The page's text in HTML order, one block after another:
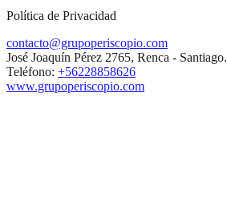
Política de Privacidad
contacto@grupoperiscopio.com
José Joaquín Pérez 2765, Renca - Santiago.
Teléfono: +56228858626
www.grupoperiscopio.com